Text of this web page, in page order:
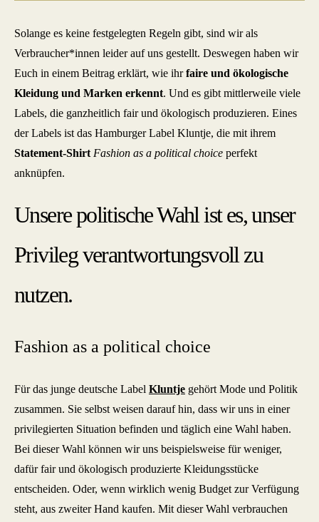
Solange es keine festgelegten Regeln gibt, sind wir als
Verbraucher*innen leider auf uns gestellt. Deswegen haben wir
Euch in einem Beitrag erklärt, wie ihrfaire und ökologische
Kleidung und Marken erkennt. Und es gibt mittlerweile viele
Labels, die ganzheitlich fair und ökologisch produzieren. Eines
der Labels ist das Hamburger Label Kluntje, die mit ihrem
Statement-Shirt Fashion as a political choice perfekt
anknüpfen.
Unsere politische Wahl ist es, unser
Privileg verantwortungsvoll zu
nutzen.
Fashion as a political choice
Für das junge deutsche Label Kluntje gehört Mode und Politik
zusammen. Sie selbst weisen darauf hin, dass wir uns in einer
privilegierten Situation befinden und täglich eine Wahl haben.
Bei dieser Wahl können wir uns beispielsweise für weniger,
dafür fair und ökologisch produzierte Kleidungsstücke
entscheiden. Oder, wenn wirklich wenig Budget zur Verfügung
steht, aus zweiter Hand kaufen. Mit dieser Wahl verbrauchen